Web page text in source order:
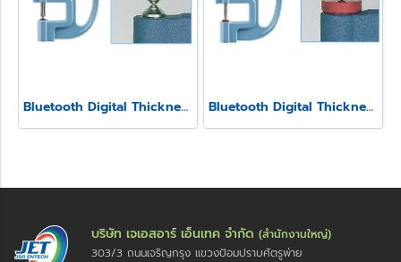
Bluetooth Digital Thickness Gauge Model SSS-540-LW Bluetooth Digital Thickness Gauge Model SSS-540-LS
บริษัท เจเอสอาร์ เอ็นเทค จำกัด (สำนักงานใหญ่)
303/3 ถนนเจริญกรุง แขวงป้อมปราบศัตรูพ่าย